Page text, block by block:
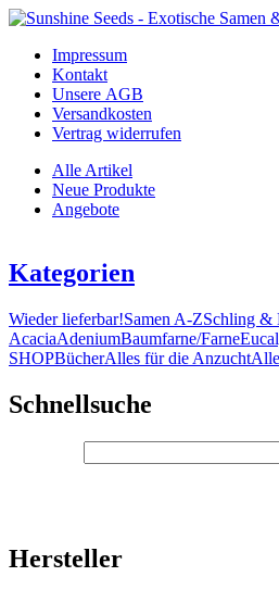
Impressum
Kontakt
Unsere AGB
Versandkosten
Vertrag widerrufen
Alle Artikel
Neue Produkte
Angebote
Kategorien
Wieder lieferbar!Samen A-ZSchling &
AcaciaAdeniumBaumfarne/Farne
SHOPBücherAlles für die Anzucht
Schnellsuche
Hersteller